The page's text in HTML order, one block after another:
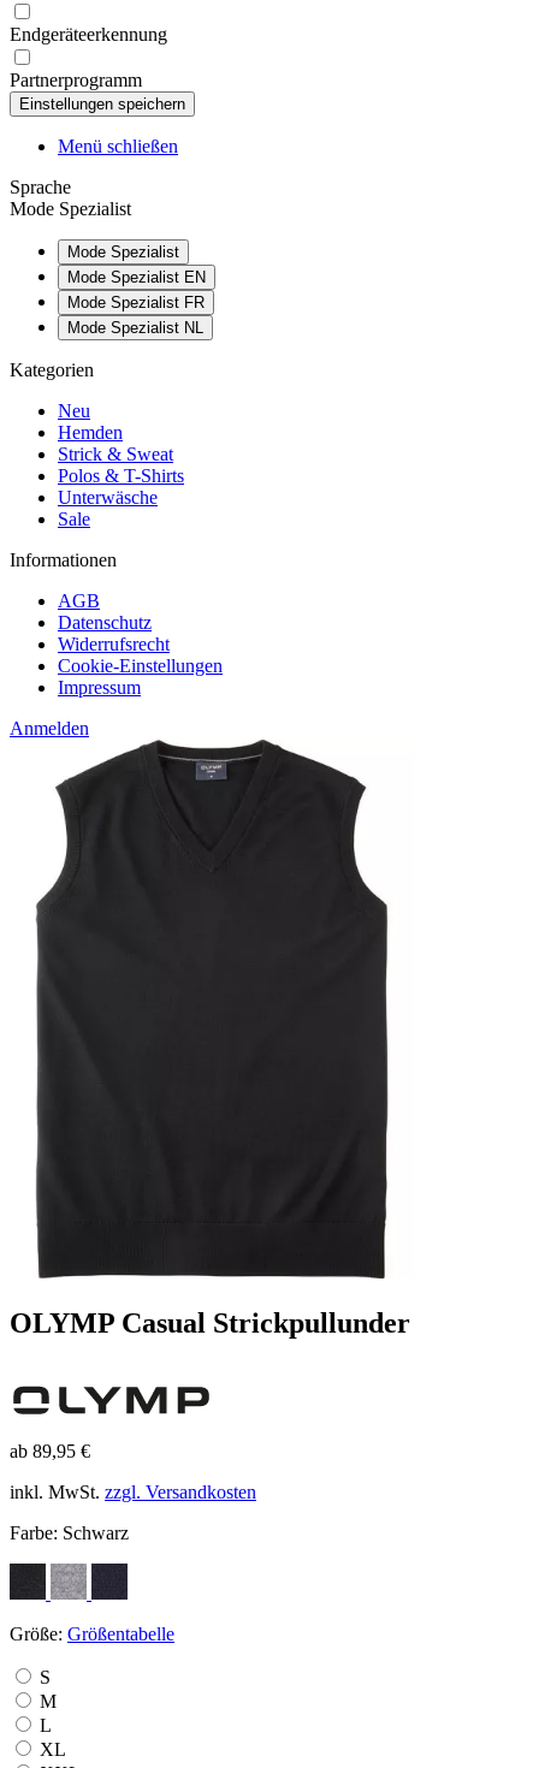
Endgeräteerkennung
Partnerprogramm
Menü schließen
Sprache
Mode Spezialist
Mode Spezialist
Mode Spezialist EN
Mode Spezialist FR
Mode Spezialist NL
Kategorien
Neu
Hemden
Strick & Sweat
Polos & T-Shirts
Unterwäsche
Sale
Informationen
AGB
Datenschutz
Widerrufsrecht
Cookie-Einstellungen
Impressum
Anmelden
OLYMP Casual Strickpullunder
ab 89,95 €
inkl. MwSt. zzgl. Versandkosten
Farbe: Schwarz
Größe: Größentabelle
S
M
L
XL